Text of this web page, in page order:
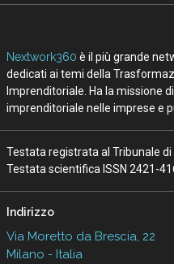
Nextwork360 è il più grande
dedicati ai temi della
Imprenditoriale. Ha la missione
imprenditoriale nelle imprese e
Testata registrata al Tribunale
Testata scientifica ISSN 2421-
Indirizzo
Via Moretto da Brescia, 22
Milano - Italia